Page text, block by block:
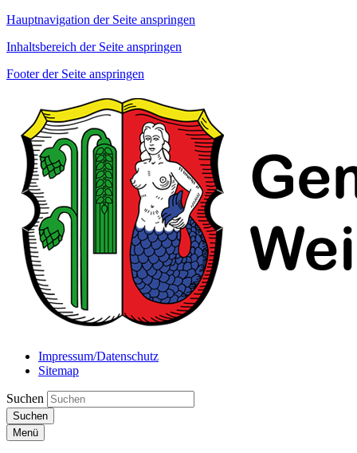
Hauptnavigation der Seite anspringen
Inhaltsbereich der Seite anspringen
Footer der Seite anspringen
Impressum/Datenschutz
Sitemap
Suchen
Suchen
Menü